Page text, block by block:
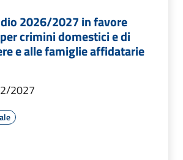
2026/2027 in favore
crimini domestici e di
e alle famiglie affidatarie
2027